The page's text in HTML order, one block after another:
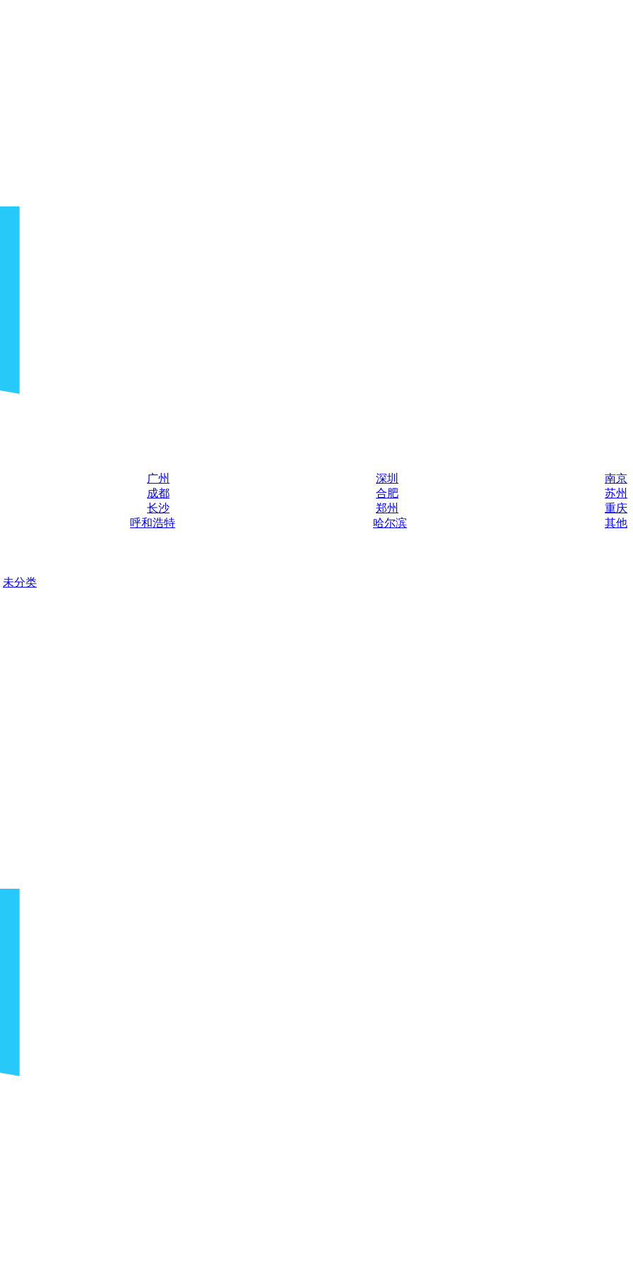
广州 深圳
南京
成都 合肥
苏州
长沙 郑州
重庆
呼和浩特 哈尔滨
其他
未分类